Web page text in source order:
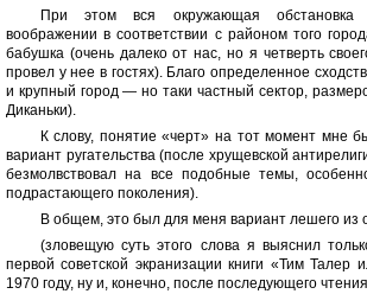
При этом вся окружающая
воображении в соответствии с районом того
бабушка (очень далеко от нас, но я четверть
провел у нее в гостях). Благо определенное
и крупный город — но таки частный сектор,
Диканьки).
К слову, понятие «черт» на тот момент мне
вариант ругательства (после хрущевской
безмолвствовал на все подобные темы,
подрастающего поколения).
В общем, это был для меня вариант лешего из
(зловещую суть этого слова я выяснил
первой советской экранизации книги «Тим Талер
1970 году, ну и, конечно, после последующего